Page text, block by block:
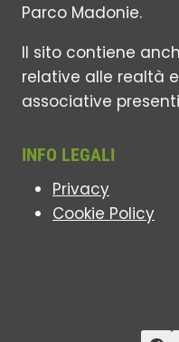
Parco Madonie.
Il sito contiene
relative alle realtà
associative
INFO LEGALI
Privacy
Cookie Policy